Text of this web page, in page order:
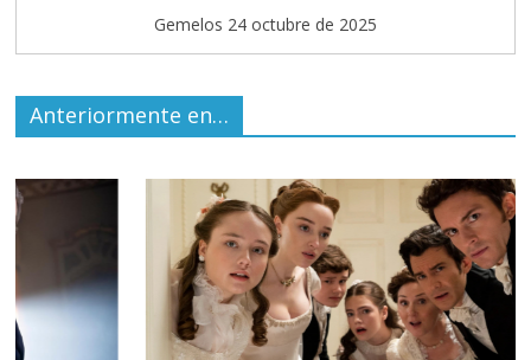
Gemelos 24 octubre de 2025
Anteriormente en…